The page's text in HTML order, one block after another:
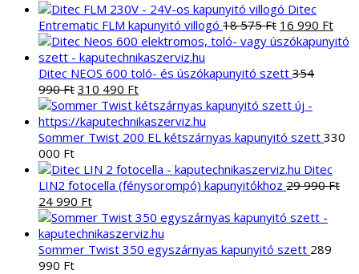
következőre:
Ditec
Entrematic FLM kapunyitó villogó 18 575Ft Original
price
18
16 990 Ft
price
Ditec NEOS 600 toló- és úszókapunyitó szett 354
990Ft Original
price
was:
354
310 490 FtCurrent
price
is:
310
Sommer Twist 200 EL kétszárnyas kapunyitó szett 330
000 Ft
Ditec
LIN2 fotocella (fénysorompó) kapunyitókhoz 29 990Ft
Original
price
was:
29
990 Ft.
24 990 FtCurrent
price
is:
24
Sommer Twist 350 egyszárnyas kapunyitó szett 289
990 Ft